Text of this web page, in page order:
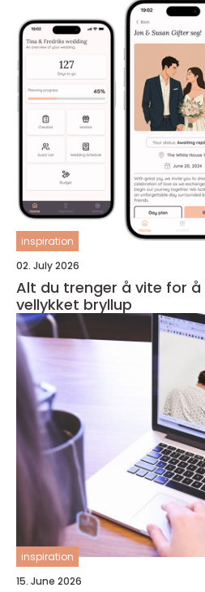
inspiration
02. July 2026
Alt du trenger å vite for
vellykket bryllup
inspiration
15. June 2026